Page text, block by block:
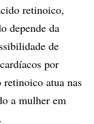
retinoico,
depende da
de
por
retinoico atua nas
a mulher em